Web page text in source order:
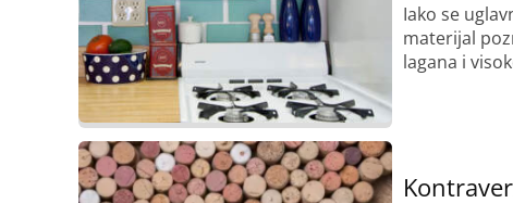
Iako se
materijal
lagana i